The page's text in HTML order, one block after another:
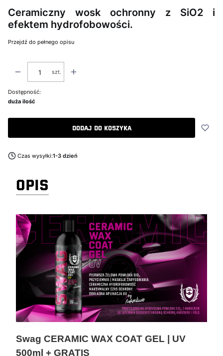
Ceramiczny wosk ochronny z SiO2 i
efektem hydrofobowości.
Przejdź do pełnego opisu
szt.
Dostępność:
duża ilość
Dodaj do koszyka
Czas wysyłki:1-3 dzień
OPIS
Swag CERAMIC WAX COAT GEL | UV
500ml + GRATIS